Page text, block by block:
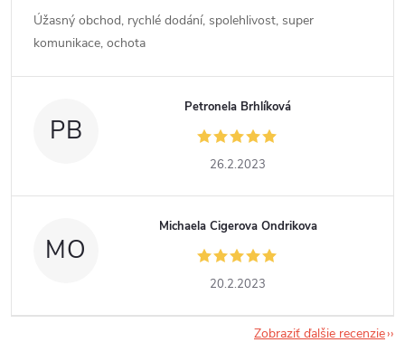
Úžasný obchod, rychlé dodání, spolehlivost, super
komunikace, ochota
PB
Petronela Brhlíková
26.2.2023
MO
Michaela Cigerova Ondrikova
20.2.2023
Zobraziť ďalšie recenzie